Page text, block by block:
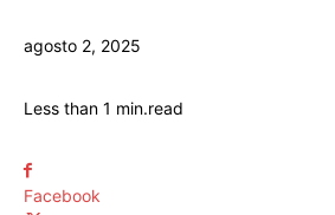
agosto 2, 2025
Less than 1 min.read
Facebook